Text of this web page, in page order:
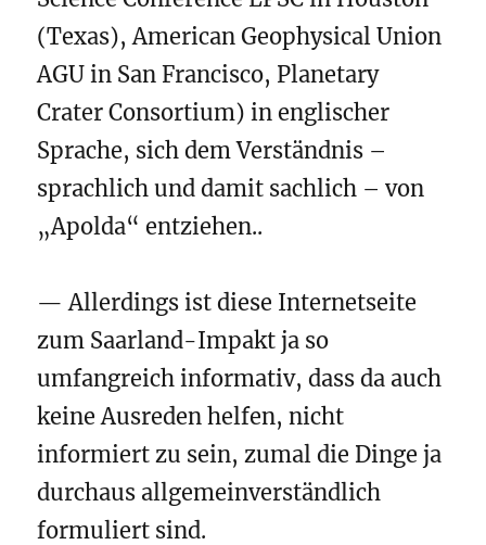
(Texas), American Geophysical Union
AGU in San Francisco, Planetary
Crater Consortium) in englischer
Sprache, sich dem Verständnis –
sprachlich und damit sachlich – von
„Apolda“ entziehen..
— Allerdings ist diese Internetseite
zum Saarland-Impakt ja so
umfangreich informativ, dass da auch
keine Ausreden helfen, nicht
informiert zu sein, zumal die Dinge ja
durchaus allgemeinverständlich
formuliert sind.